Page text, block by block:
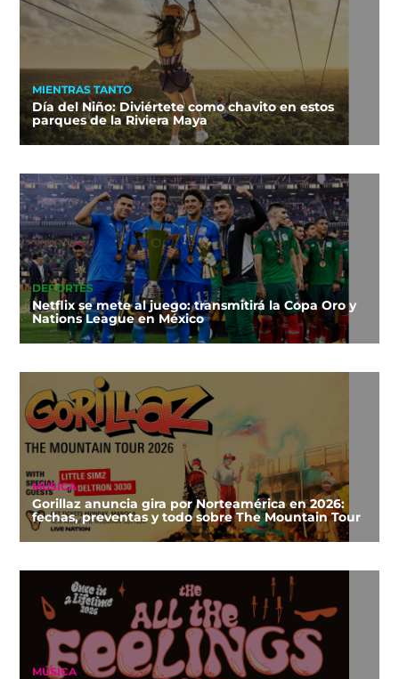
MIENTRAS TANTO
Día del Niño: Diviértete como chavito en estos
parques de la Riviera Maya
DEPORTES
Netflix se mete al juego: transmitirá la Copa Oro y
Nations League en México
MÚSICA
Gorillaz anuncia gira por Norteamérica en 2026:
fechas, preventas y todo sobre The Mountain Tour
MÚSICA